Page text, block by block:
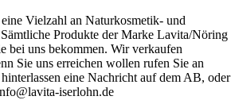
Vielzahl an Naturkosmetik- und
Produkte der Marke Lavita/Nöring
bei uns bekommen. Wir verkaufen
Sie uns erreichen wollen rufen Sie an
eine Nachricht auf dem AB, oder
iserlohn.de